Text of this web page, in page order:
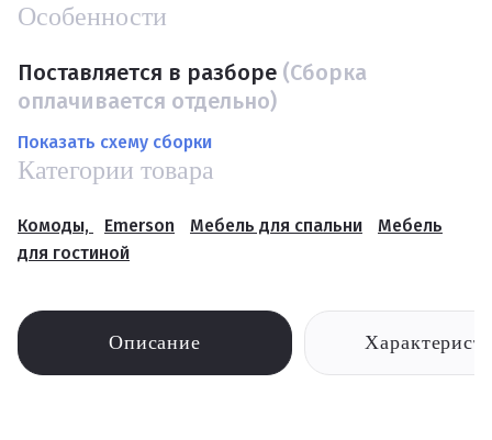
Особенности
Поставляется в разборе (Сборка
оплачивается отдельно)
Показать схему сборки
Категории товара
Комоды, Emerson Мебель для спальни
Мебель
для гостиной
Описание